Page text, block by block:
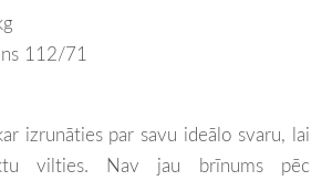
112/71
izrunāties par savu ideālo svaru, lai
vilties. Nav jau brīnums pēc